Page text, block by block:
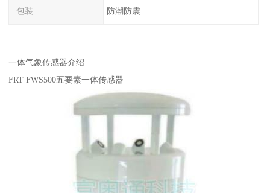
包装 防潮防震
一体气象传感器介绍
FRT FWS500五要素一体传感器